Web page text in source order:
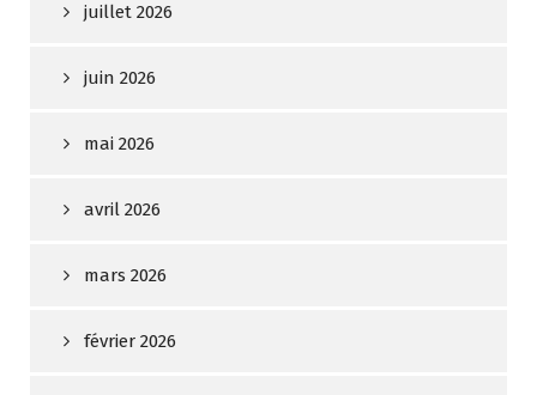
juillet 2026
juin 2026
mai 2026
avril 2026
mars 2026
février 2026